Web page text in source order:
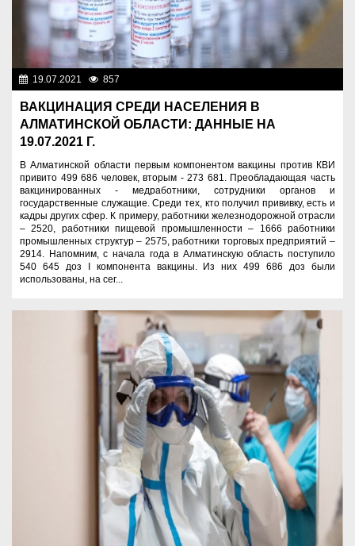
19.07.2021 857
ВАКЦИНАЦИЯ СРЕДИ НАСЕЛЕНИЯ В
АЛМАТИНСКОЙ ОБЛАСТИ: ДАННЫЕ НА
19.07.2021 Г.
В Алматинской области первым компонентом вакцины против КВИ
привито 499 686 человек, вторым - 273 681. Преобладающая часть
вакцинированных - медработники, сотрудники органов и
государственные служащие. Среди тех, кто получил прививку, есть и
кадры других сфер. К примеру, работники железнодорожной отрасли
– 2520, работники пищевой промышленности – 1666 работники
промышленных структур – 2575, работники торговых предприятий –
2914. Напомним, с начала года в Алматинскую область поступило
540 645 доз I компонента вакцины. Из них 499 686 доз были
использованы, на сег...